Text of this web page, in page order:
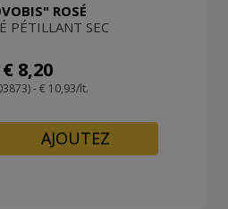
ROSÉ
PÉTILLANT SEC
€ 8,20
- € 10,93/lt.
AJOUTEZ